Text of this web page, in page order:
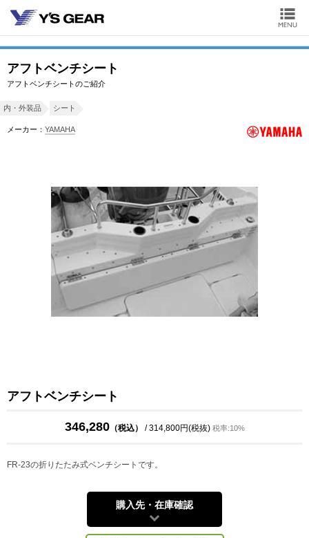
アフトベンチシート
アフトベンチシートのご紹介
内・外装品 シート
メーカー： YAMAHA
アフトベンチシート
346,280（税込） / 314,800円(税抜) 税率:10%
FR-23の折りたたみ式ベンチシートです。
購入先・在庫確認